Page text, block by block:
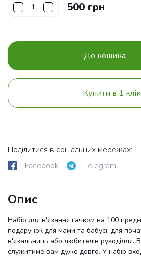
500 грн
До кошика
Купити в 1 клік
Поділитися в соціальних мережах:
Facebook
Telegram
Опис
Набір для в'язання гачком на 100
подарунок для мами та бабусі, для
в'язальниць або любителів рукоділля.
служитиме вам дуже довго. У набір